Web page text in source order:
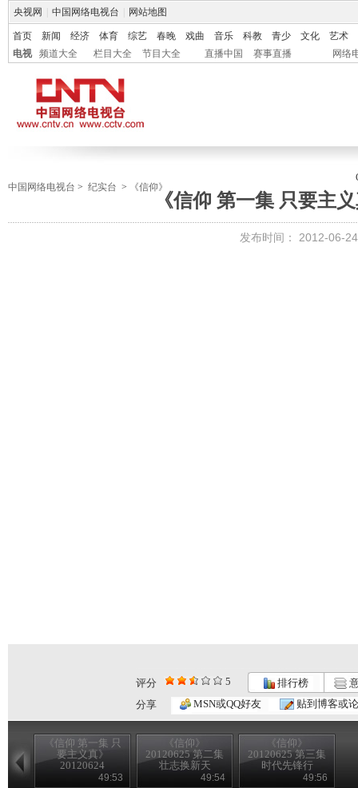
央视网 中国网络电视台 网站地图
首页 新闻 经济 体育 综艺 春晚 戏曲 音乐 科教 青少 文化
艺术
电视
频道大全 栏目大全 节目大全 直播中国 赛事直播 网络
中国网络电视台 > 纪实台 > 《信仰》
《信仰 第一集 只要主
发布时间： 2012-06-
评分 5 排行榜
分享
MSN或QQ好友 贴到博客或
《信仰 第一集 只
要主义真》
20120624
49:53
《信仰》
20120625 第二集
壮志换新天
49:54
《信仰》
20120625 第三集
时代先锋行
49:56